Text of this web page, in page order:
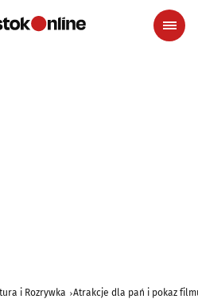
i Rozrywka Atrakcje dla pań i pokaz